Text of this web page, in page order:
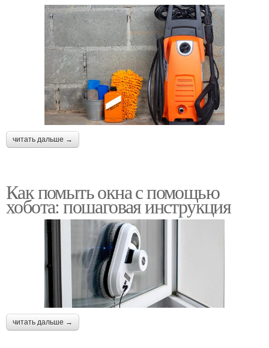
читать дальше →
Как помыть окна с помощью
хобота: пошаговая инструкция
читать дальше →